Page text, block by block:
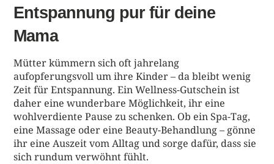
Entspannung pur für deine
Mama
Mütter kümmern sich oft jahrelang
aufopferungsvoll um ihre Kinder – da bleibt wenig
Zeit für Entspannung. Ein Wellness-Gutschein ist
daher eine wunderbare Möglichkeit, ihr eine
wohlverdiente Pause zu schenken. Ob ein Spa-Tag,
eine Massage oder eine Beauty-Behandlung – gönne
ihr eine Auszeit vom Alltag und sorge dafür, dass sie
sich rundum verwöhnt fühlt.